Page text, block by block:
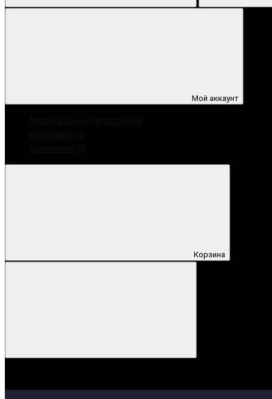
Мой аккаунт
Корзина